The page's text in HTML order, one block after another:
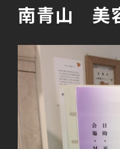
南青山 美